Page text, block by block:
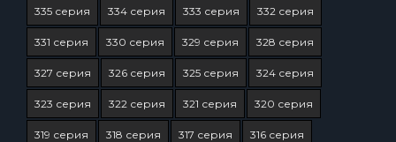
335 серия 334 серия 333 серия 332 серия
331 серия 330 серия 329 серия 328 серия
327 серия 326 серия 325 серия 324 серия
323 серия 322 серия 321 серия 320 серия
319 серия 318 серия 317 серия 316 серия